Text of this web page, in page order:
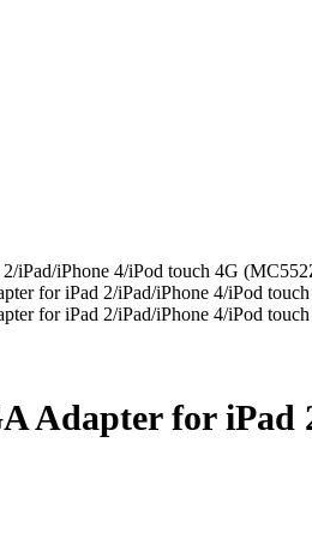
iPad/iPhone 4/iPod touch 4G
Adapter for iPad